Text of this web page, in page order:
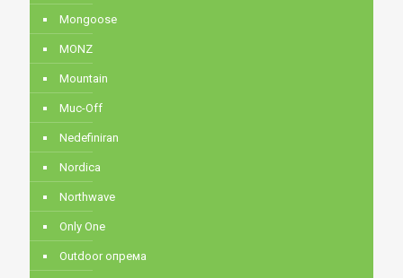
Mongoose
MONZ
Mountain
Muc-Off
Nedefiniran
Nordica
Northwave
Only One
Outdoor опрема